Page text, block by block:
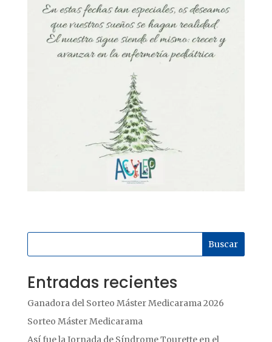
Buscar
Entradas recientes
Ganadora del Sorteo Máster Medicarama 2026
Sorteo Máster Medicarama
Así fue la Jornada de Síndrome Tourette en el